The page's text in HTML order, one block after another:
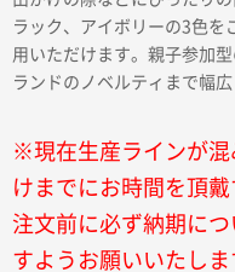
ラック、アイボリーの3色を
用いただけます。親子参加
ランドのノベルティまで幅広
※現在生産ラインが混
けまでにお時間を頂
注文前に必ず納期に
すようお願いいたしま